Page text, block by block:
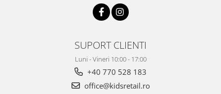
SUPORT CLIENTI
Luni - Vineri 10:00 - 17:00
+40 770 528 183
office@kidsretail.ro